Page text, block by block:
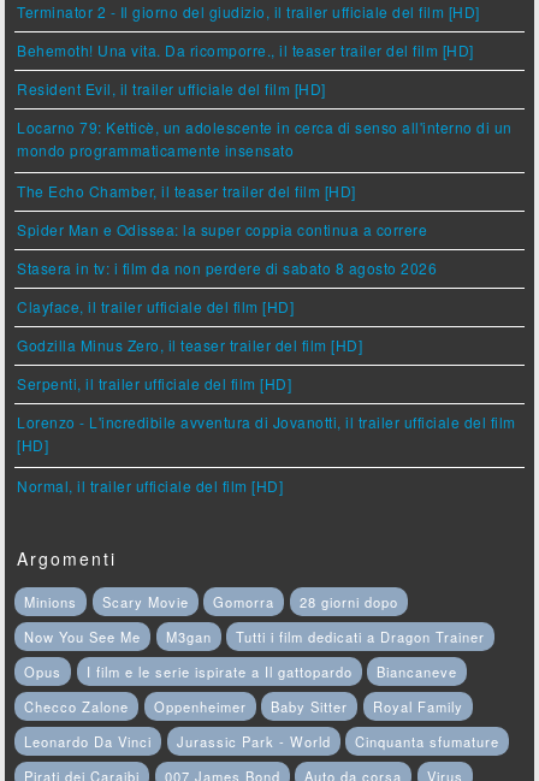
Terminator 2 - Il giorno del giudizio, il trailer ufficiale del film [HD]
Behemoth! Una vita. Da ricomporre., il teaser trailer del film [HD]
Resident Evil, il trailer ufficiale del film [HD]
Locarno 79: Ketticè, un adolescente in cerca di senso all'interno di un
mondo programmaticamente insensato
The Echo Chamber, il teaser trailer del film [HD]
Spider Man e Odissea: la super coppia continua a correre
Stasera in tv: i film da non perdere di sabato 8 agosto 2026
Clayface, il trailer ufficiale del film [HD]
Godzilla Minus Zero, il teaser trailer del film [HD]
Serpenti, il trailer ufficiale del film [HD]
Lorenzo - L'incredibile avventura di Jovanotti, il trailer ufficiale del film
[HD]
Normal, il trailer ufficiale del film [HD]
Argomenti
Minions Scary Movie Gomorra
28 giorni dopo
Now You See Me
M3gan
Tutti i film dedicati a Dragon Trainer
Opus
I film e le serie ispirate a Il gattopardo
Biancaneve
Checco Zalone
Oppenheimer Baby Sitter
Royal Family
Leonardo Da Vinci
Jurassic Park - World
Cinquanta sfumature
Pirati dei Caraibi
007 James Bond Auto da corsa
Virus